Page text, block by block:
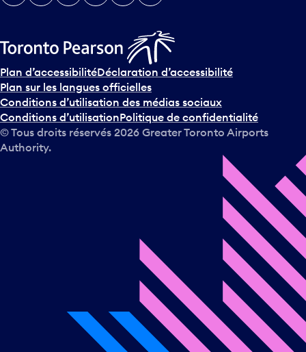
Plan d’accessibilitéDéclaration d’accessibilité
Plan sur les langues officielles
Conditions d’utilisation des médias sociaux
Conditions d’utilisationPolitique de confidentialité
© Tous droits réservés 2026 Greater Toronto Airports
Authority.